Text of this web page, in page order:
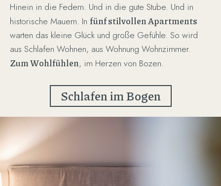
Hinein in die Federn. Und in die gute Stube. Und in
historische Mauern. In fünf stilvollen Apartments
warten das kleine Glück und große Gefühle. So wird
aus Schlafen Wohnen, aus Wohnung Wohnzimmer.
Zum Wohlfühlen, im Herzen von Bozen.
Schlafen im Bogen